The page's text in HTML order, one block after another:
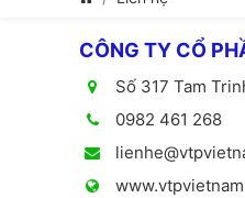
CÔNG TY CỔ
Số 317 Tam
0982 461 268